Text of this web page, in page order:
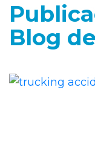
Blog